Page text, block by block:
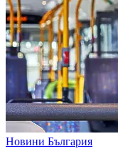
Новини България